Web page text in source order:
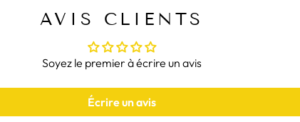
durabilité et un confort optimaux
AVIS CLIENTS
Soyez le premier à écrire un avis
Écrire un avis